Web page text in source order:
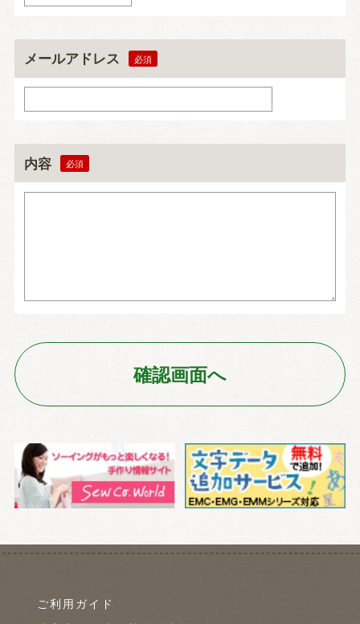
メールアドレス
内容
ご利用ガイド